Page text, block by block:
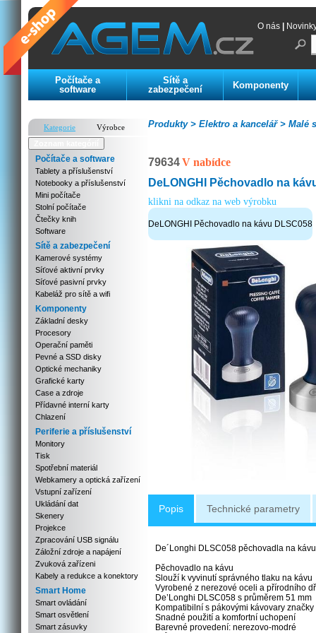
O nás
Počítače a
software
Sítě a
zabezpečení
Komponenty
Kategorie
Výrobce
Počítače a software
Tablety a příslušenství
Notebooky a příslušenství
Mini počítače
Stolní počítače
Čtečky knih
Software
Sítě a zabezpečení
Kamerové systémy
Síťové aktivní prvky
Síťové pasivní prvky
Kabeláž pro sítě a wifi
Komponenty
Základní desky
Procesory
Operační paměti
Pevné a SSD disky
Optické mechaniky
Grafické karty
Case a zdroje
Přídavné interní karty
Chlazení
Periferie a příslušenství
Monitory
Tisk
Spotřební materiál
Webkamery a optická zařízení
Vstupní zařízení
Ukládání dat
Skenery
Projekce
Zpracování USB signálu
Záložní zdroje a napájení
Zvuková zařízeni
Kabely a redukce a konektory
Smart Home
Smart ovládání
Smart osvětlení
Smart zásuvky
Malé
Elektro a kancelář >
Produkty >
79634V nabídce
DeLONGHI Pěchovadlo na
klikni na odkaz na web výrobku
DeLONGHI Pěchovadlo na kávu DLSC058
Popis Technické parametry
De´Longhi DLSC058 pěchovadla na kávu
Pěchovadlo na kávu
Slouží k vyvinutí správného tlaku na kávu
Vyrobené z nerezové oceli a přírodního
De’Longhi DLSC058 s průměrem 51 mm
Kompatibilní s pákovými kávovary značky
Snadné použití a komfortní uchopení
Barevné provedení: nerezovo-modré